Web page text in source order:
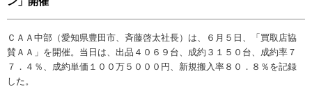
ＣＡＡ中部（愛知県豊田市、斉藤啓太社長）は、６月５日、「買取店協
賛ＡＡ」を開催。当日は、出品４０６９台、成約３１５０台、成約率７
７．４％、成約単価１００万５０００円、新規搬入率８０．８％を記録
した。